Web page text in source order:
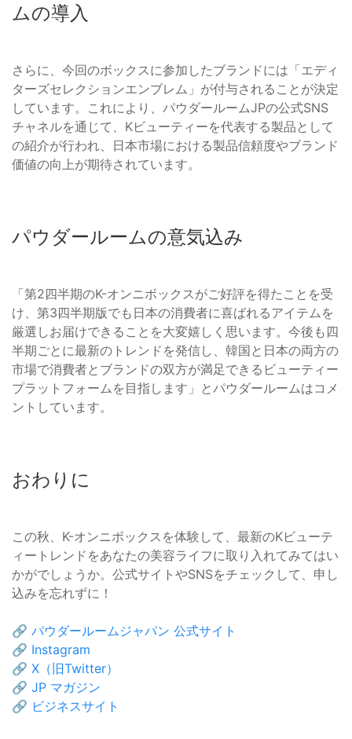
ムの導入
さらに、今回のボックスに参加したブランドには「エディ
ターズセレクションエンブレム」が付与されることが決定
しています。これにより、パウダールームJPの公式SNS
チャネルを通じて、Kビューティーを代表する製品として
の紹介が行われ、日本市場における製品信頼度やブランド
価値の向上が期待されています。
パウダールームの意気込み
「第2四半期のK-オンニボックスがご好評を得たことを受
け、第3四半期版でも日本の消費者に喜ばれるアイテムを
厳選しお届けできることを大変嬉しく思います。今後も四
半期ごとに最新のトレンドを発信し、韓国と日本の両方の
市場で消費者とブランドの双方が満足できるビューティー
プラットフォームを目指します」とパウダールームはコメ
ントしています。
おわりに
この秋、K-オンニボックスを体験して、最新のKビューテ
ィートレンドをあなたの美容ライフに取り入れてみてはい
かがでしょうか。公式サイトやSNSをチェックして、申し
込みを忘れずに！
🔗 パウダールームジャパン 公式サイト
🔗 Instagram
🔗 X（旧Twitter）
🔗 JP マガジン
🔗 ビジネスサイト